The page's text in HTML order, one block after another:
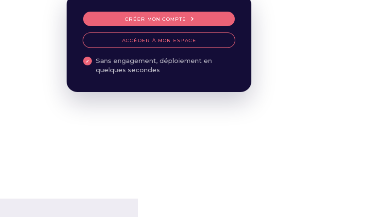
CRÉER MON COMPTE
ACCÉDER À MON ESPACE
Sans engagement, déploiement en
quelques secondes